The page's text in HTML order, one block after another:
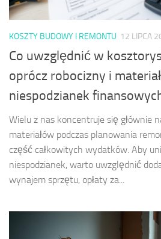
KOSZTY BUDOWY I REMONTU 12 LIPCA
Co uwzględnić w
oprócz robocizny i
niespodzianek
Wielu z nas koncentruje się głównie
materiałów podczas planowania
część całkowitych wydatków. Aby
niespodzianek, warto uwzględnić
wynajem sprzętu, opłaty za...